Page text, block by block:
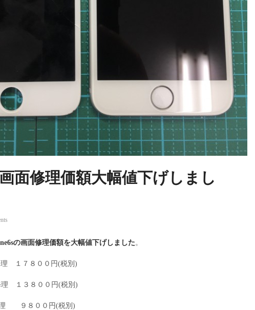
面修理価額大幅値下げしまし
の画面修理価額を大幅値下げしました。
理 １７８００円(税別)
理 １３８００円(税別)
理 ９８００円(税別)